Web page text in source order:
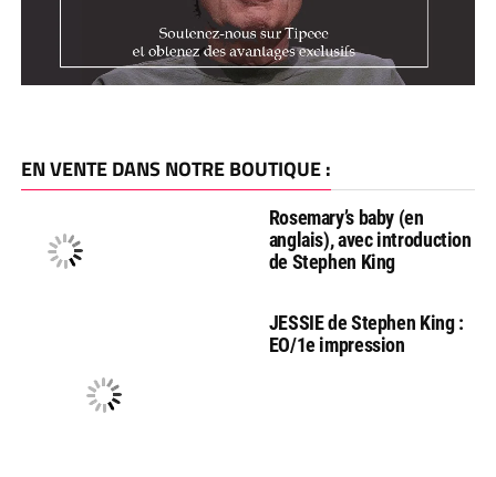
EN VENTE DANS NOTRE BOUTIQUE :
Rosemary’s baby (en
anglais), avec introduction
de Stephen King
JESSIE de Stephen King :
EO/1e impression